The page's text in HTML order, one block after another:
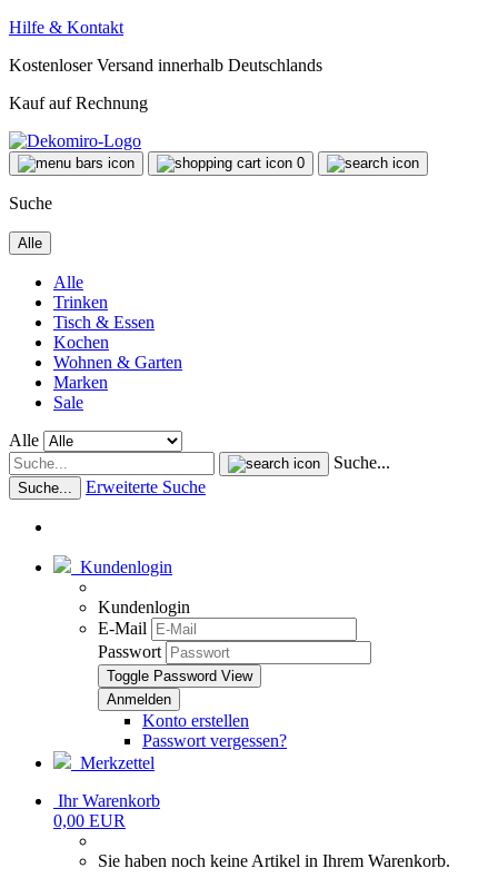
Hilfe & Kontakt
Kostenloser Versand innerhalb Deutschlands
Kauf auf Rechnung
0
Suche
Alle
Alle
Trinken
Tisch & Essen
Kochen
Wohnen & Garten
Marken
Sale
Alle
Suche...
Suche... Erweiterte Suche
Kundenlogin
Kundenlogin
E-Mail
Passwort
Toggle Password View
Konto erstellen
Passwort vergessen?
Merkzettel
Ihr Warenkorb
0,00 EUR
Sie haben noch keine Artikel in Ihrem Warenkorb.